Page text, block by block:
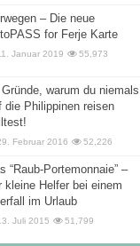
– Die neue
for Ferje Karte
Januar 2019 55,973
Gründe, warum du niemals
die Philippinen reisen
Februar 2016 52,226
“Raub-Portemonnaie” –
kleine Helfer bei einem
im Urlaub
Juli 2015 51,799